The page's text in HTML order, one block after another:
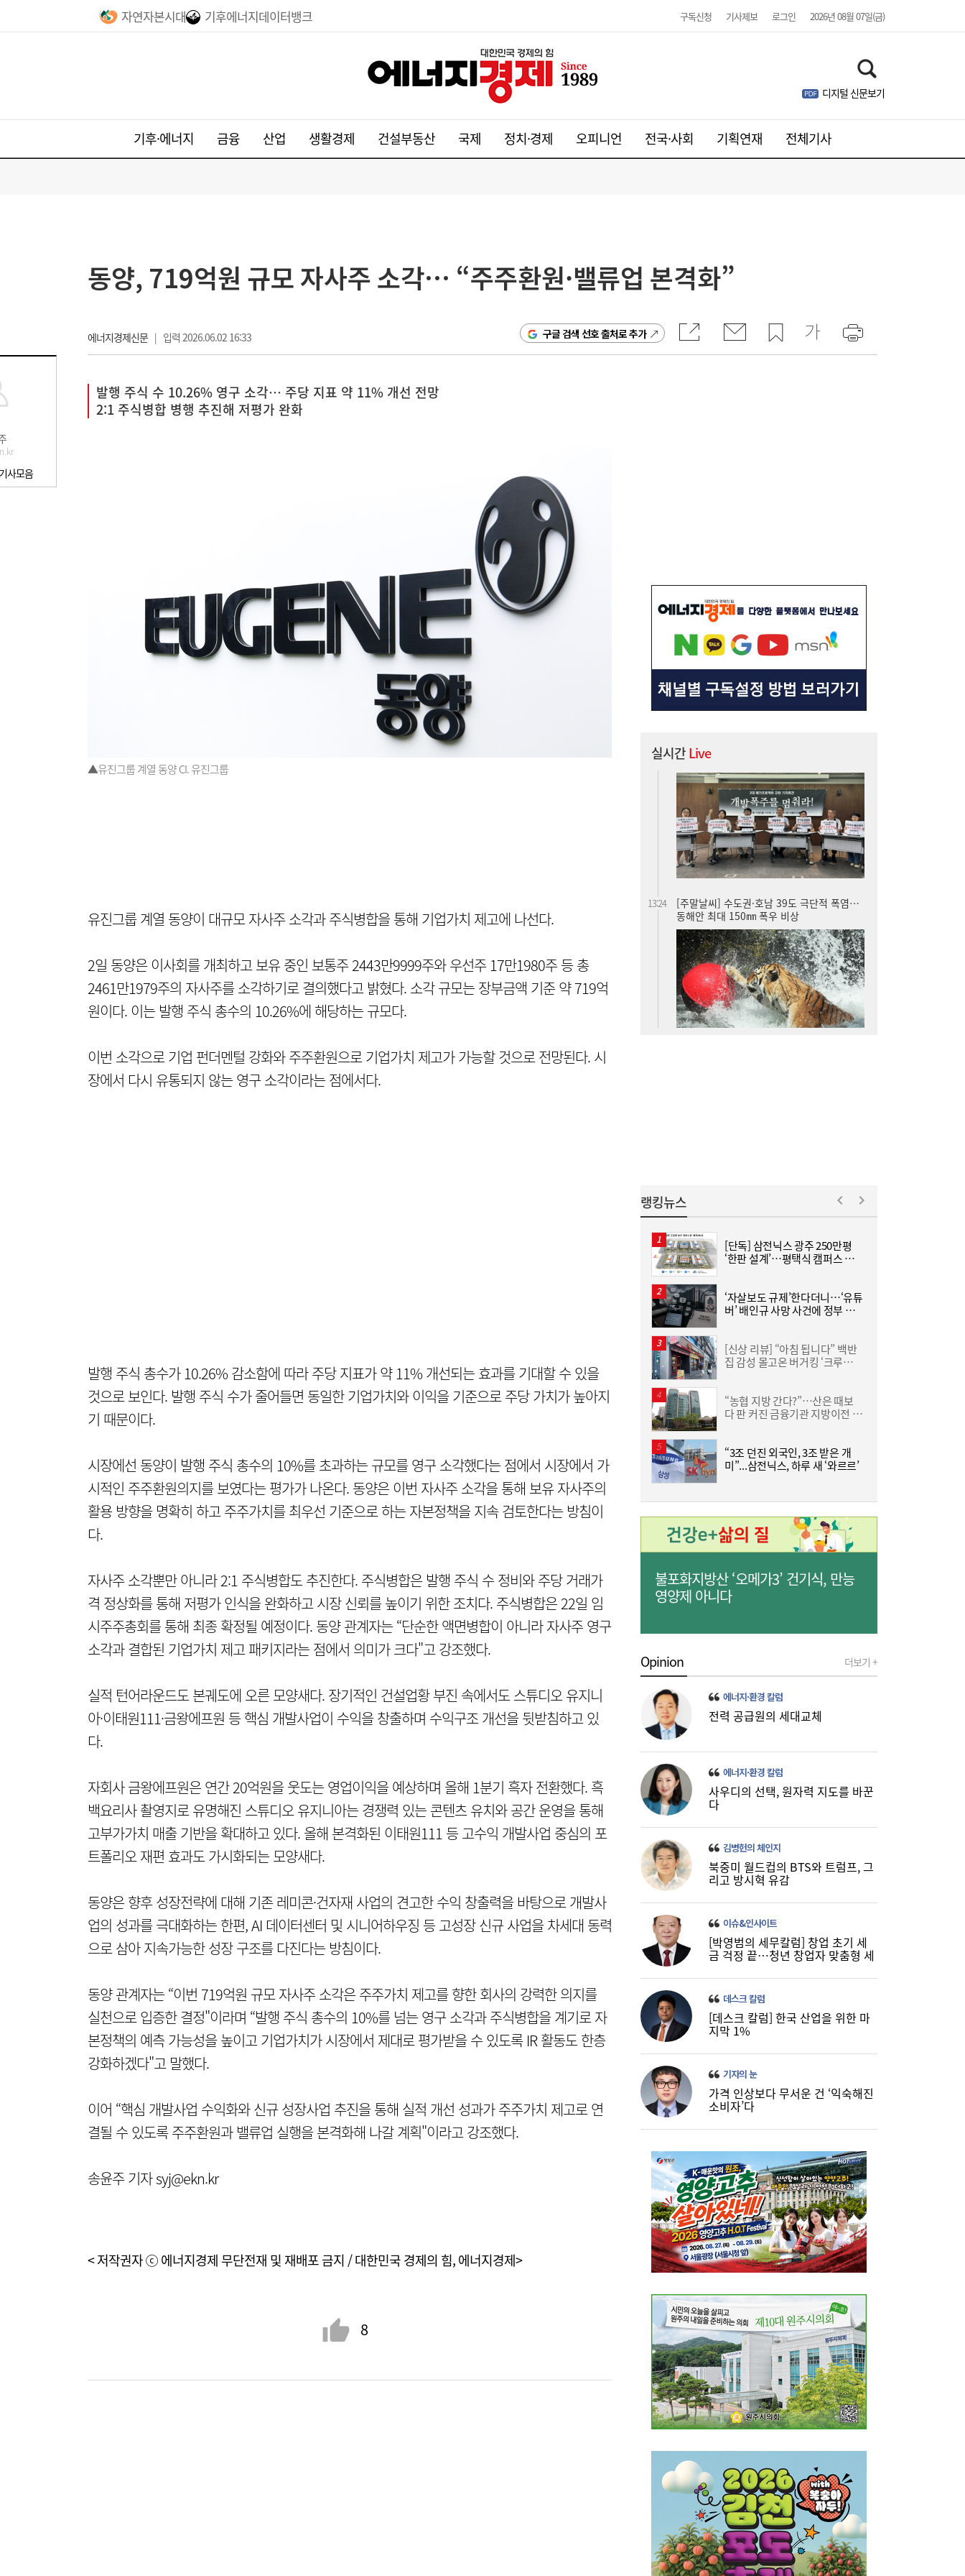
자연자본시대 기후에너지데이터뱅크 구독신청 기사제보 로그인 2026년 08월 07일(금)
디지털 신문보기
기후·에너지 금융 산업 생활경제 건설부동산 국제 정치·경제 오피니언 전국·사회 기획연재 전체기사
사모음
동양, 719억원 규모 자사주 소각… “주주환원·밸류업 본격화”
에너지경제신문| 입력 2026.06.02 16:33 구글 검색 선호 출처로 추가
발행 주식 수 10.26% 영구 소각… 주당 지표 약 11% 개선 전망
2:1 주식병합 병행 추진해 저평가 완화
▲유진그룹 계열 동양 CI. 유진그룹
유진그룹 계열 동양이 대규모 자사주 소각과 주식병합을 통해 기업가치 제고에 나선다.
2일 동양은 이사회를 개최하고 보유 중인 보통주 2443만9999주와 우선주 17만1980주 등 총
2461만1979주의 자사주를 소각하기로 결의했다고 밝혔다. 소각 규모는 장부금액 기준 약 719억
원이다. 이는 발행 주식 총수의 10.26%에 해당하는 규모다.
이번 소각으로 기업 펀더멘털 강화와 주주환원으로 기업가치 제고가 가능할 것으로 전망된다. 시
장에서 다시 유통되지 않는 영구 소각이라는 점에서다.
발행 주식 총수가 10.26% 감소함에 따라 주당 지표가 약 11% 개선되는 효과를 기대할 수 있을
것으로 보인다. 발행 주식 수가 줄어들면 동일한 기업가치와 이익을 기준으로 주당 가치가 높아지
기 때문이다.
시장에선 동양이 발행 주식 총수의 10%를 초과하는 규모를 영구 소각했다는 점에서 시장에서 가
시적인 주주환원의지를 보였다는 평가가 나온다. 동양은 이번 자사주 소각을 통해 보유 자사주의
활용 방향을 명확히 하고 주주가치를 최우선 기준으로 하는 자본정책을 지속 검토한다는 방침이
다.
자사주 소각뿐만 아니라 2:1 주식병합도 추진한다. 주식병합은 발행 주식 수 정비와 주당 거래가
격 정상화를 통해 저평가 인식을 완화하고 시장 신뢰를 높이기 위한 조치다. 주식병합은 22일 임
시주주총회를 통해 최종 확정될 예정이다. 동양 관계자는 “단순한 액면병합이 아니라 자사주 영구
소각과 결합된 기업가치 제고 패키지라는 점에서 의미가 크다"고 강조했다.
실적 턴어라운드도 본궤도에 오른 모양새다. 장기적인 건설업황 부진 속에서도 스튜디오 유지니
아·이태원111·금왕에프원 등 핵심 개발사업이 수익을 창출하며 수익구조 개선을 뒷받침하고 있
다.
자회사 금왕에프원은 연간 20억원을 웃도는 영업이익을 예상하며 올해 1분기 흑자 전환했다. 흑
백요리사 촬영지로 유명해진 스튜디오 유지니아는 경쟁력 있는 콘텐츠 유치와 공간 운영을 통해
고부가가치 매출 기반을 확대하고 있다. 올해 본격화된 이태원111 등 고수익 개발사업 중심의 포
트폴리오 재편 효과도 가시화되는 모양새다.
동양은 향후 성장전략에 대해 기존 레미콘·건자재 사업의 견고한 수익 창출력을 바탕으로 개발사
업의 성과를 극대화하는 한편, AI 데이터센터 및 시니어하우징 등 고성장 신규 사업을 차세대 동력
으로 삼아 지속가능한 성장 구조를 다진다는 방침이다.
동양 관계자는 “이번 719억원 규모 자사주 소각은 주주가치 제고를 향한 회사의 강력한 의지를
실천으로 입증한 결정"이라며 “발행 주식 총수의 10%를 넘는 영구 소각과 주식병합을 계기로 자
본정책의 예측 가능성을 높이고 기업가치가 시장에서 제대로 평가받을 수 있도록 IR 활동도 한층
강화하겠다"고 말했다.
이어 “핵심 개발사업 수익화와 신규 성장사업 추진을 통해 실적 개선 성과가 주주가치 제고로 연
결될 수 있도록 주주환원과 밸류업 실행을 본격화해 나갈 계획"이라고 강조했다.
송윤주 기자 syj@ekn.kr
< 저작권자 ⓒ 에너지경제 무단전재 및 재배포 금지 / 대한민국 경제의 힘, 에너지경제>
8
실시간Live
14:00
10년 넘게 실패한 ‘에너지 수요’ 감축…한국,
13:24
[주말날씨] 수도권·호남 39도 극단적 폭염…
동해안 최대 150㎜ 폭우 비상
[단독] “상가 단독 재건축 의사 밝힌 적 없
다”…임시관리인 답변에 올림픽선수촌 공방
새 국면
11:53
美, 수입 폴리실리콘에 15% 관세…OCI홀딩
스·한화솔루션 수혜 전망
11:30
[단독] 삼전닉스 광주 250만평 ‘한판 설계’…
평택식 캠퍼스 들어선다
아…“취약계층에 더 가혹, 지원 지속”
11:06
“신용점수 낮아도 길 열린다”...포용금융 접
전지 떠오른 ‘대안 신용평가’
랭킹뉴스
[단독] 삼전닉스 광주 250만평
‘한판 설계’…평택식 캠퍼스 들
‘자살보도 규제’한다더니…‘유튜
버’ 배인규 사망 사건에 정부 대
[신상 리뷰] “아침 됩니다” 백반
집 감성 몰고온 버거킹 ‘크루아상
“농협 지방 간다?”…산은 때보
다 판 커진 금융기관 지방이전 논
“3조 던진 외국인, 3조 받은 개
미”...삼전닉스, 하루 새 ‘와르르’
불포화지방산 ‘오메가3’ 건기식, 만능
영양제 아니다
Opinion 더보기 +
에너지·환경 칼럼
전력 공급원의 세대교체
에너지·환경 칼럼
사우디의 선택, 원자력 지도를 바꾼
다
김병헌의 체인지
북중미 월드컵의 BTS와 트럼프, 그
리고 방시혁 유감
이슈&인사이트
[박영범의 세무칼럼] 창업 초기 세
금 걱정 끝…청년 창업자 맞춤형 세
데스크 칼럼
[데스크 칼럼] 한국 산업을 위한 마
지막 1%
기자의 눈
가격 인상보다 무서운 건 ‘익숙해진
소비자’다